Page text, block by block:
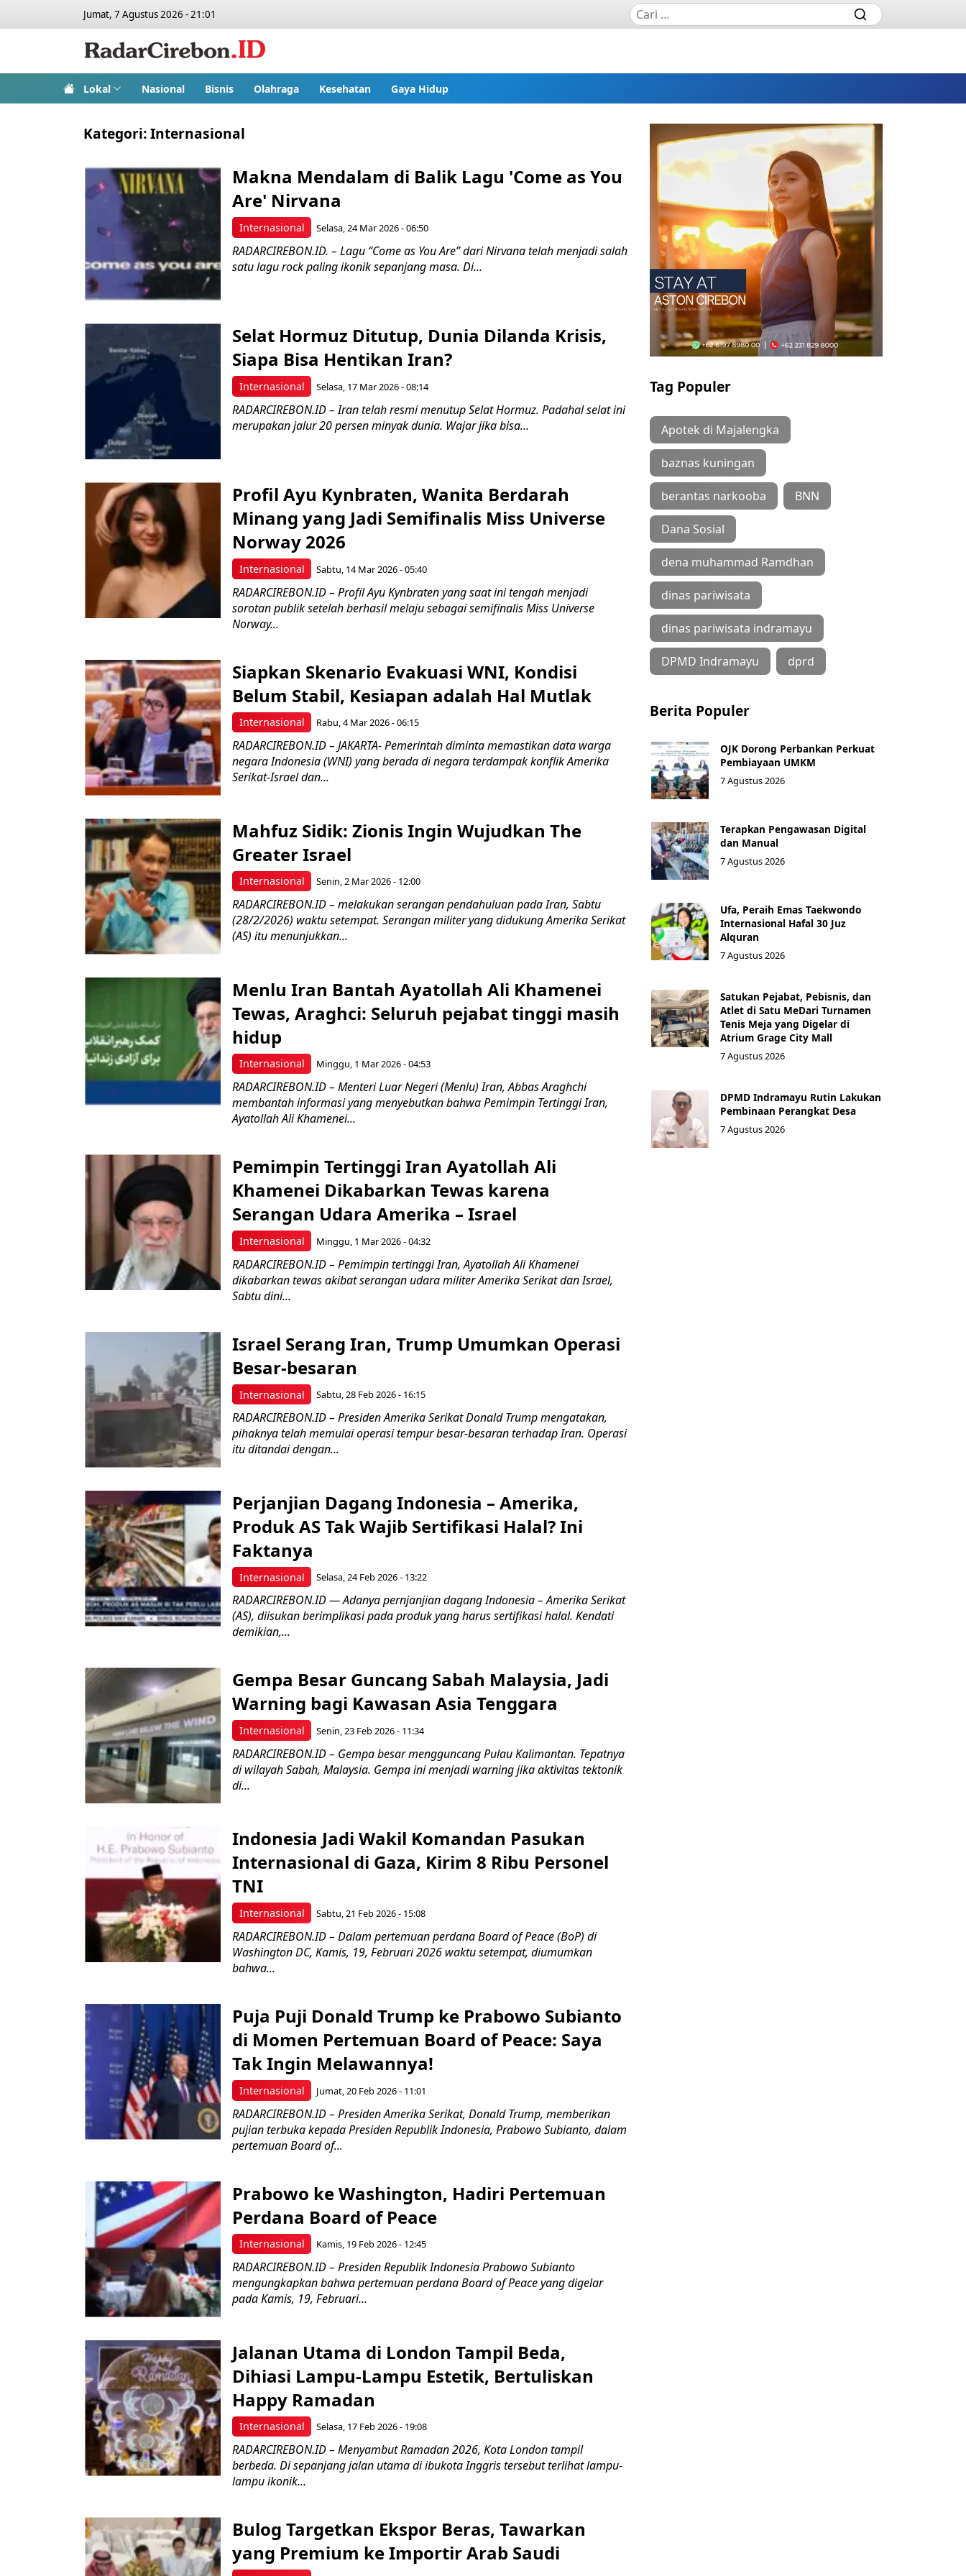
Jumat, 7 Agustus 2026 - 21:01
Lokal Nasional Bisnis Olahraga Kesehatan Gaya Hidup
Kategori:Internasional
Internasional
Makna Mendalam di Balik Lagu 'Come as You
Are' Nirvana
Selasa, 24 Mar 2026 - 06:50
RADARCIREBON.ID. – Lagu “Come as You Are” dari Nirvana telah menjadi salah
satu lagu rock paling ikonik sepanjang masa. Di...
Internasional
Selat Hormuz Ditutup, Dunia Dilanda Krisis,
Siapa Bisa Hentikan Iran?
Selasa, 17 Mar 2026 - 08:14
RADARCIREBON.ID – Iran telah resmi menutup Selat Hormuz. Padahal selat ini
merupakan jalur 20 persen minyak dunia. Wajar jika bisa...
Internasional
Profil Ayu Kynbraten, Wanita Berdarah
Minang yang Jadi Semifinalis Miss Universe
Norway 2026
Sabtu, 14 Mar 2026 - 05:40
RADARCIREBON.ID – Profil Ayu Kynbraten yang saat ini tengah menjadi
sorotan publik setelah berhasil melaju sebagai semifinalis Miss Universe
Norway...
Internasional
Siapkan Skenario Evakuasi WNI, Kondisi
Belum Stabil, Kesiapan adalah Hal Mutlak
Rabu, 4 Mar 2026 - 06:15
RADARCIREBON.ID – JAKARTA- Pemerintah diminta memastikan data warga
negara Indonesia (WNI) yang berada di negara terdampak konflik Amerika
Serikat-Israel dan...
Internasional
Mahfuz Sidik: Zionis Ingin Wujudkan The
Greater Israel
Senin, 2 Mar 2026 - 12:00
RADARCIREBON.ID – melakukan serangan pendahuluan pada Iran, Sabtu
(28/2/2026) waktu setempat. Serangan militer yang didukung Amerika Serikat
(AS) itu menunjukkan...
Internasional
Menlu Iran Bantah Ayatollah Ali Khamenei
Tewas, Araghci: Seluruh pejabat tinggi masih
hidup
Minggu, 1 Mar 2026 - 04:53
RADARCIREBON.ID – Menteri Luar Negeri (Menlu) Iran, Abbas Araghchi
membantah informasi yang menyebutkan bahwa Pemimpin Tertinggi Iran,
Ayatollah Ali Khamenei...
Internasional
Pemimpin Tertinggi Iran Ayatollah Ali
Khamenei Dikabarkan Tewas karena
Serangan Udara Amerika – Israel
Minggu, 1 Mar 2026 - 04:32
RADARCIREBON.ID – Pemimpin tertinggi Iran, Ayatollah Ali Khamenei
dikabarkan tewas akibat serangan udara militer Amerika Serikat dan Israel,
Sabtu dini...
Internasional
Israel Serang Iran, Trump Umumkan Operasi
Besar-besaran
Sabtu, 28 Feb 2026 - 16:15
RADARCIREBON.ID – Presiden Amerika Serikat Donald Trump mengatakan,
pihaknya telah memulai operasi tempur besar-besaran terhadap Iran. Operasi
itu ditandai dengan...
Internasional
Perjanjian Dagang Indonesia – Amerika,
Produk AS Tak Wajib Sertifikasi Halal? Ini
Faktanya
Selasa, 24 Feb 2026 - 13:22
RADARCIREBON.ID — Adanya pernjanjian dagang Indonesia – Amerika Serikat
(AS), diisukan berimplikasi pada produk yang harus sertifikasi halal. Kendati
demikian,...
Internasional
Gempa Besar Guncang Sabah Malaysia, Jadi
Warning bagi Kawasan Asia Tenggara
Senin, 23 Feb 2026 - 11:34
RADARCIREBON.ID – Gempa besar mengguncang Pulau Kalimantan. Tepatnya
di wilayah Sabah, Malaysia. Gempa ini menjadi warning jika aktivitas tektonik
di...
Internasional
Indonesia Jadi Wakil Komandan Pasukan
Internasional di Gaza, Kirim 8 Ribu Personel
TNI
Sabtu, 21 Feb 2026 - 15:08
RADARCIREBON.ID – Dalam pertemuan perdana Board of Peace (BoP) di
Washington DC, Kamis, 19, Februari 2026 waktu setempat, diumumkan
bahwa...
Internasional
Puja Puji Donald Trump ke Prabowo Subianto
di Momen Pertemuan Board of Peace: Saya
Tak Ingin Melawannya!
Jumat, 20 Feb 2026 - 11:01
RADARCIREBON.ID – Presiden Amerika Serikat, Donald Trump, memberikan
pujian terbuka kepada Presiden Republik Indonesia, Prabowo Subianto, dalam
pertemuan Board of...
Internasional
Prabowo ke Washington, Hadiri Pertemuan
Perdana Board of Peace
Kamis, 19 Feb 2026 - 12:45
RADARCIREBON.ID – Presiden Republik Indonesia Prabowo Subianto
mengungkapkan bahwa pertemuan perdana Board of Peace yang digelar
pada Kamis, 19, Februari...
Internasional
Jalanan Utama di London Tampil Beda,
Dihiasi Lampu-Lampu Estetik, Bertuliskan
Happy Ramadan
Selasa, 17 Feb 2026 - 19:08
RADARCIREBON.ID – Menyambut Ramadan 2026, Kota London tampil
berbeda. Di sepanjang jalan utama di ibukota Inggris tersebut terlihat lampu-
lampu ikonik...
Bulog Targetkan Ekspor Beras, Tawarkan
yang Premium ke Importir Arab Saudi
Tag Populer
Apotek di Majalengka
baznas kuningan
berantas narkooba BNN
Dana Sosial
dena muhammad Ramdhan
dinas pariwisata
dinas pariwisata indramayu
DPMD Indramayu dprd
Berita Populer
OJK Dorong Perbankan Perkuat
Pembiayaan UMKM
7 Agustus 2026
Terapkan Pengawasan Digital
dan Manual
7 Agustus 2026
Ufa, Peraih Emas Taekwondo
Internasional Hafal 30 Juz
Alquran
7 Agustus 2026
Satukan Pejabat, Pebisnis, dan
Atlet di Satu MeDari Turnamen
Tenis Meja yang Digelar di
Atrium Grage City Mall
7 Agustus 2026
DPMD Indramayu Rutin Lakukan
Pembinaan Perangkat Desa
7 Agustus 2026